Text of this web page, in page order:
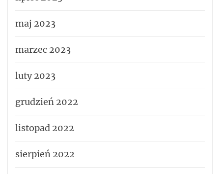
maj 2023
marzec 2023
luty 2023
grudzień 2022
listopad 2022
sierpień 2022